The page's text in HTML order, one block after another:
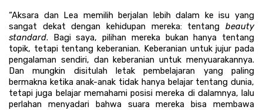
“Aksara dan Lea memilih berjalan lebih dalam ke isu yang
sangat dekat dengan kehidupan mereka: tentang beauty
standard. Bagi saya, pilihan mereka bukan hanya tentang
topik, tetapi tentang keberanian. Keberanian untuk jujur pada
pengalaman sendiri, dan keberanian untuk menyuarakannya.
Dan mungkin disitulah letak pembelajaran yang paling
bermakna ketika anak-anak tidak hanya belajar tentang dunia,
tetapi juga belajar memahami posisi mereka di dalamnya, lalu
perlahan menyadari bahwa suara mereka bisa membawa